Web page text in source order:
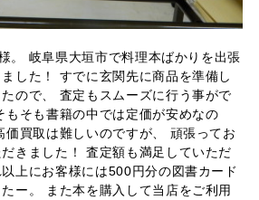
。 岐阜県大垣市で料理本ばかりを出張
した！ すでに玄関先に商品を準備し
ので、 査定もスムーズに行う事がで
もそも書籍の中では定価が安めなの
価買取は難しいのですが、 頑張ってお
きました！ 査定額も満足していただ
上にお客様には500円分の図書カード
ー。 また本を購入して当店をご利用